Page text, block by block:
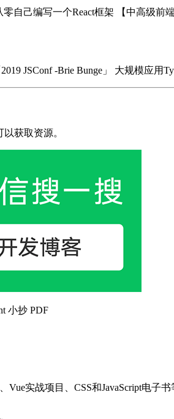
自己编写一个React框架 【中高级
JSConf -Brie Bunge」 大规模应用
获取资源。
小抄 PDF
实战项目、CSS和JavaScript电子书